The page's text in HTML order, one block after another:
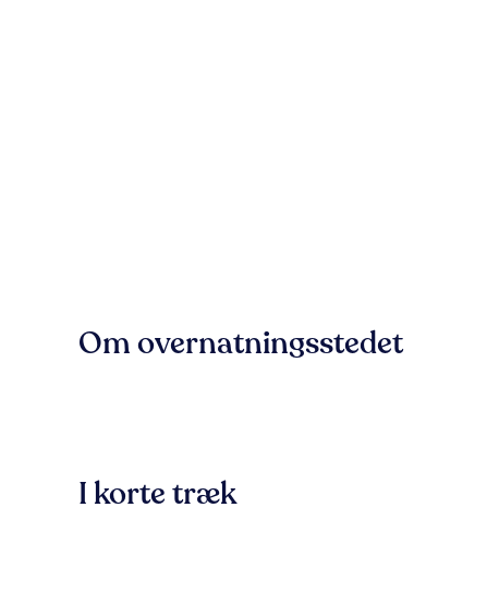
Om overnatningsstedet
I korte træk